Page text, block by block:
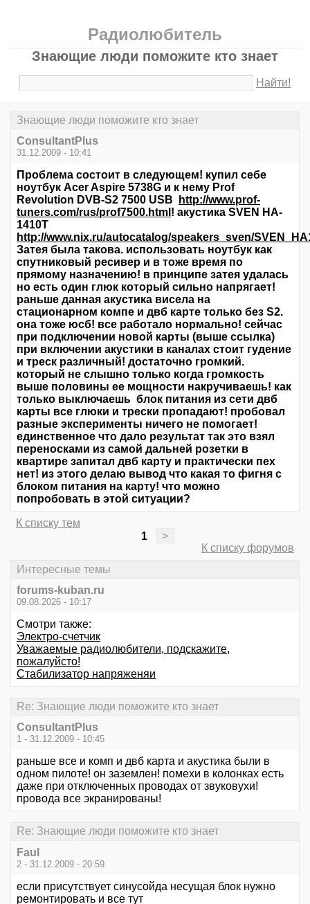
Радиолюбитель
Знающие люди поможите кто знает
Найти!
Знающие люди поможите кто знает
ConsultantPlus
31.12.2009 - 10:41
Проблема состоит в следующем! купил себе
ноутбук Acer Aspire 5738G и к нему Prof
Revolution DVB-S2 7500 USB
http://www.prof-
tuners.com/rus/prof7500.html ! акустика SVEN HA-
1410T
http://www.nix.ru/autocatalog/speakers_sven/
Затея была такова. использовать ноутбук как
спутниковый ресивер и в тоже время по
прямому назначению! в принципе затея удалась
но есть один глюк который сильно напрягает!
раньше данная акустика висела на
стационарном компе и двб карте только без S2.
она тоже юсб! все работало нормально! сейчас
при подключении новой карты (выше ссылка)
при включении акустики в каналах стоит гудение
и треск различный! достаточно громкий.
который не слышно только когда громкость
выше половины ее мощности накручиваешь! как
только выключаешь блок питания из сети двб
карты все глюки и трески пропадают! пробовал
разные эксперименты ничего не помогает!
единственное что дало результат так это взял
переносками из самой дальней розетки в
квартире запитал двб карту и практически пех
нет! из этого делаю вывод что какая то фигня с
блоком питания на карту! что можно
попробовать в этой ситуации?
К списку тем
1
>
К списку форумов
Интересные темы
forums-kuban.ru
09.08.2026 - 10:17
Смотри также:
Электро-счетчик
Уважаемые радиолюбители, подскажите,
пожалуйсто!
Стабилизатор напряженяи
Re: Знающие люди поможите кто знает
ConsultantPlus
1 - 31.12.2009 - 10:45
раньше все и комп и двб карта и акустика были в
одном пилоте! он заземлен! помехи в колонках есть
даже при отключенных проводах от звуковухи!
провода все экранированы!
Re: Знающие люди поможите кто знает
Faul
2 - 31.12.2009 - 20:59
если присутствует синусойда несущая блок нужно
ремонтировать и все тут